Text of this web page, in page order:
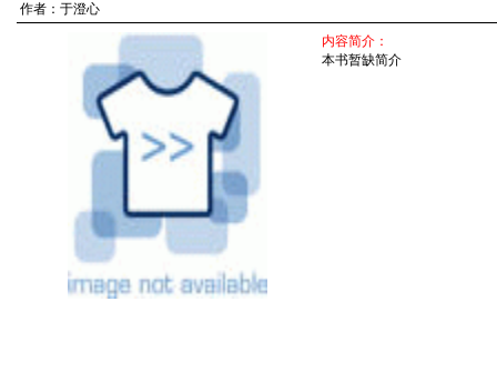
作者： 于澄心
内容简介：
本书暂缺简介